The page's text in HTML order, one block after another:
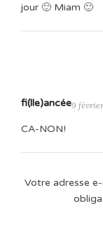
jour 🙂 Miam 🙂
fi(lle)ancée9
CA-NON!
Votre adresse